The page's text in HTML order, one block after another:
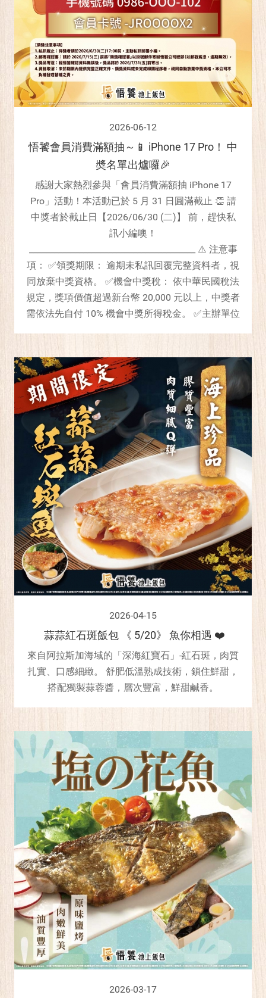
2026-06-12
悟饕會員消費滿額抽～📱 iPhone 17 Pro！ 中
奬名單出爐囉🎉
感謝大家熱烈參與「會員消費滿額抽 iPhone 17
Pro」活動！本活動已於 5 月 31 日圓滿截止 👏 請
中獎者於截止日【2026/06/30 (二)】 前，趕快私
訊小編噢！
________________________________________ ⚠️ 注意事
項： ✅領獎期限： 逾期未私訊回覆完整資料者，視
同放棄中獎資格。 ✅機會中獎稅： 依中華民國稅法
規定，獎項價值超過新台幣 20,000 元以上，中獎者
需依法先自付 10% 機會中獎所得稅金。 ✅主辦單位
2026-04-15
蒜蒜紅石斑飯包 《 5/20》 魚你相遇 ❤️
來自阿拉斯加海域的「深海紅寶石」-紅石斑，肉質
扎實、口感細緻。 舒肥低溫熟成技術，鎖住鮮甜，
搭配獨製蒜蓉醬，層次豐富，鮮甜鹹香。
2026-03-17